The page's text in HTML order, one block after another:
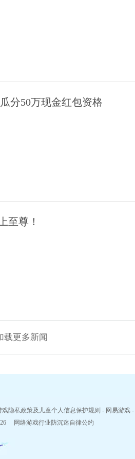
分50万现金红包资格
至尊！
载更多新闻
戏隐私政策及儿童个人信息保护规则 - 网易游戏 -
网络游戏行业防沉迷自律公约